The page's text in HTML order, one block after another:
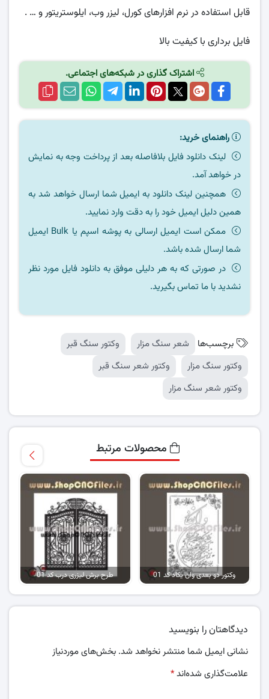
قابل استفاده در نرم افزارهای کورل، لیزر وب، ایلوستریتور و … .
فایل برداری با کیفیت بالا
اشتراک گذاری در شبکه‌های اجتماعی.
راهنمای خرید:
لینک دانلود فایل بلافاصله بعد از پرداخت وجه به نمایش
در خواهد آمد.
همچنین لینک دانلود به ایمیل شما ارسال خواهد شد به
همین دلیل ایمیل خود را به دقت وارد نمایید.
ممکن است ایمیل ارسالی به پوشه اسپم یا Bulk ایمیل
شما ارسال شده باشد.
در صورتی که به هر دلیلی موفق به دانلود فایل مورد نظر
نشدید با ما تماس بگیرید.
برچسب‌ها شعر سنگ مزار
وکتور سنگ قبر
وکتور سنگ مزار
وکتور شعر سنگ قبر
وکتور شعر سنگ مزار
محصولات مرتبط
وکتور دو بعدی وان یکاد کد 01 طرح برش لیزری درب کد 01
دیدگاهتان را بنویسید
نشانی ایمیل شما منتشر نخواهد شد. بخش‌های موردنیاز
علامت‌گذاری شده‌اند*